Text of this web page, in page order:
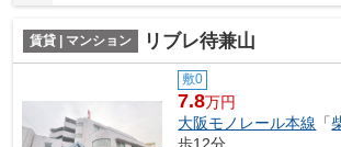
賃貸 | マンション リブレ待兼山
敷0
7.8万円
大阪モノレール本線 「
歩12分